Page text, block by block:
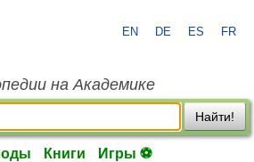
EN DE ES FR
на Академике
Найти!
Книги Игры ⚽